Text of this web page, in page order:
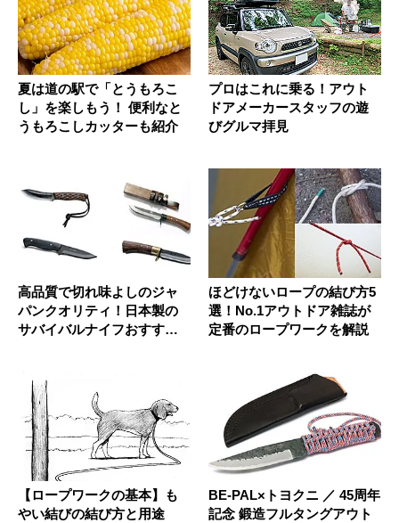
夏は道の駅で「とうもろこ
し」を楽しもう！ 便利なと
うもろこしカッターも紹介
プロはこれに乗る！アウト
ドアメーカースタッフの遊
びグルマ拝見
高品質で切れ味よしのジャ
パンクオリティ！日本製の
サバイバルナイフおすすめ7
ほどけないロープの結び方5
選！No.1アウトドア雑誌が
定番のロープワークを解説
【ロープワークの基本】も
やい結びの結び方と用途
BE-PAL×トヨクニ ／ 45周年
記念 鍛造フルタングアウト